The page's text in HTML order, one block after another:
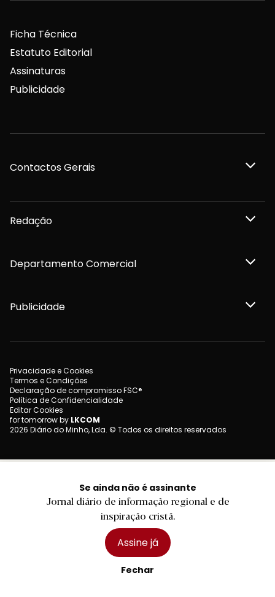
Se ainda não é assinante
Jornal diário de informação regional e de
inspiração cristã.
Assine já
Fechar
Ficha Técnica
Estatuto Editorial
Assinaturas
Publicidade
Contactos Gerais
Redação
Departamento Comercial
Publicidade
Privacidade e Cookies
Termos e Condições
Declaração de compromisso FSC®
Política de Confidencialidade
Editar Cookies
for tomorrow by LKCOM
2026 Diário do Minho, Lda. © Todos os direitos reservados